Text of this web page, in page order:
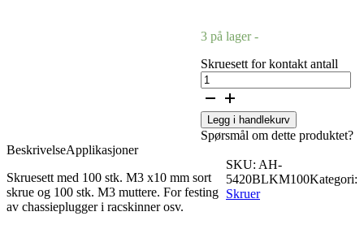
3 på lager -
Skruesett for kontakt antall
Legg i handlekurv
Spørsmål om dette produktet?
BeskrivelseApplikasjoner
Skruesett med 100 stk. M3 x10 mm sort
skrue og 100 stk. M3 muttere. For festing
av chassieplugger i racskinner osv.
SKU: AH-
5420BLKM100Kategori:
Skruer